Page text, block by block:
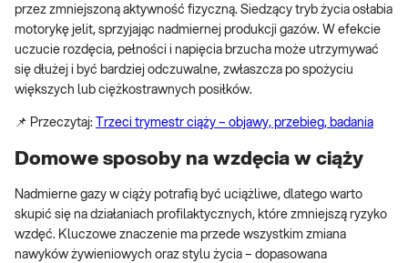
przez zmniejszoną aktywność fizyczną. Siedzący tryb życia osłabia
motorykę jelit, sprzyjając nadmiernej produkcji gazów. W efekcie
uczucie rozdęcia, pełności i napięcia brzucha może utrzymywać
się dłużej i być bardziej odczuwalne, zwłaszcza po spożyciu
większych lub ciężkostrawnych posiłków.
📌 Przeczytaj: Trzeci trymestr ciąży – objawy, przebieg, badania
Domowe sposoby na wzdęcia w ciąży
Nadmierne gazy w ciąży potrafią być uciążliwe, dlatego warto
skupić się na działaniach profilaktycznych, które zmniejszą ryzyko
wzdęć. Kluczowe znaczenie ma przede wszystkim zmiana
nawyków żywieniowych oraz stylu życia – dopasowana